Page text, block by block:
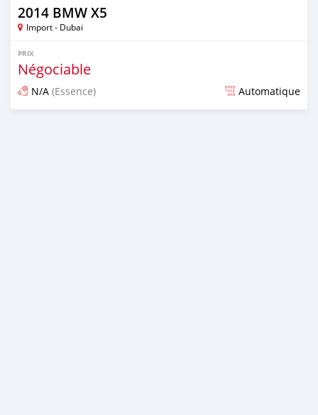
2014 BMW X5
Import - Dubai
PRIX
Négociable
N/A (Essence) Automatique